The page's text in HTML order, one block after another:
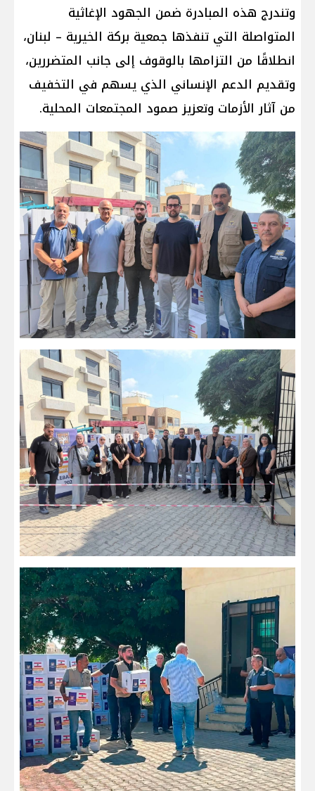
وتندرج هذه المبادرة ضمن الجهود الإغاثية
المتواصلة التي تنفذها جمعية بركة الخيرية – لبنان،
انطلاقًا من التزامها بالوقوف إلى جانب المتضررين،
وتقديم الدعم الإنساني الذي يسهم في التخفيف
من آثار الأزمات وتعزيز صمود المجتمعات المحلية.